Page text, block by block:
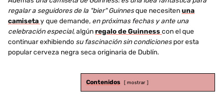
regalar a seguidores de la "bier" Guinnesque necesitenuna
camisetay que demande, en próximas fechas y ante una
celebración especial, algúnregalo de Guinness con el que
continuar exhibiendo su fascinación sin condicionespor esta
popular cerveza negra seca originaria de Dublín.
Contenidos mostrar